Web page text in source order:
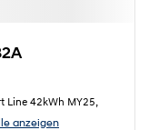
Line 42kWh MY25,
anzeigen